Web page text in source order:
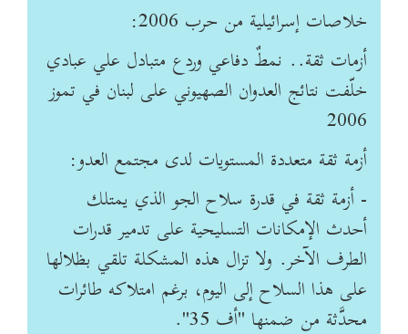
خلاصات إسرائيلية من حرب 2006:
أزمات ثقة.. نمطٌ دفاعي وردع متبادل علي عبادي
خلّفت نتائج العدوان الصهيوني على لبنان في تموز
2006
أزمة ثقة متعددة المستويات لدى مجتمع العدو:
- أزمة ثقة في قدرة سلاح الجو الذي يمتلك
أحدث الإمكانات التسليحية على تدمير قدرات
الطرف الآخر. ولا تزال هذه المشكلة تلقي بظلالها
على هذا السلاح إلى اليوم، برغم امتلاكه طائرات
محدَّثة من ضمنها "أف 35".